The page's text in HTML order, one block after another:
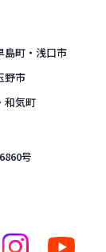
島町・浅口市
野市
和気町
号